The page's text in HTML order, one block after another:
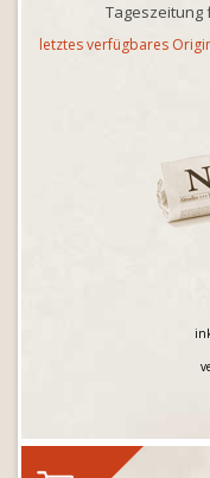
Tageszeitung
letztes verfügbares